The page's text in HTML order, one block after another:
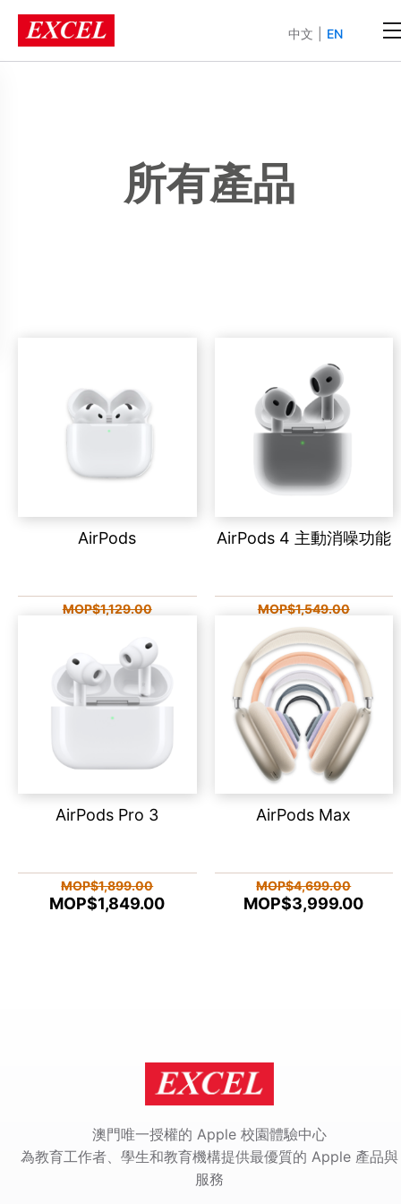
中文 EN
所有產品
AirPods
MOP$1,129.00
AirPods 4 主動消噪功能
MOP$1,549.00
MOP$1,499.00
AirPods Pro 3
MOP$1,899.00
MOP$1,849.00
AirPods Max
MOP$4,699.00
MOP$3,999.00
澳門唯一授權的 Apple 校園體驗中心
為教育工作者、學生和教育機構提供最優質的 Apple 產品與
服務